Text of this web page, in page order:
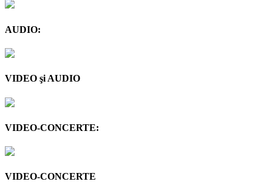
AUDIO:
VIDEO şi AUDIO
VIDEO-CONCERTE:
VIDEO-CONCERTE